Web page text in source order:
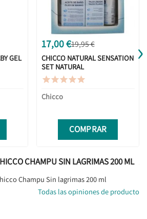
GEL
17,00 €19,95 €
CHICCO NATURAL SENSATION
SET NATURAL

Chicco
COMPRAR
›
CHAMPU SIN LAGRIMAS 200 ML
Champu Sin lagrimas 200 ml
Todas las opiniones de producto